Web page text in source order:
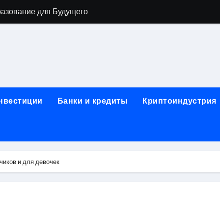
для Будущего
в Москву и обратно по привлекательным ценам
Всё, что нужно знать
Возможности и Преимущества
в компании ИНКОМ-Недвижимость
Продаж?
Банки и кредиты Криптоиндустрия
и для девочек